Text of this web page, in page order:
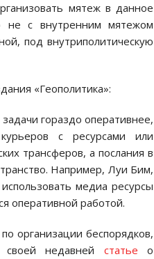
мятеж в данное
с внутренним мятежом
под внутриполитическую
«Геополитика»:
гораздо оперативнее,
с ресурсами или
трансферов, а послания в
Например, Луи Бим,
медиа ресурсы
оперативной работой.
организации беспорядков,
недавней статье о